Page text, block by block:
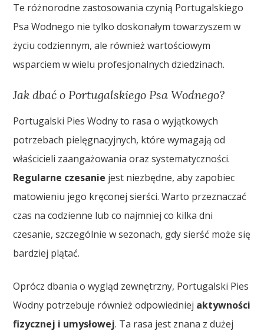
Te różnorodne zastosowania czynią Portugalskiego
Psa Wodnego nie tylko doskonałym towarzyszem w
życiu codziennym, ale również wartościowym
wsparciem w wielu profesjonalnych dziedzinach.
Jak dbać o Portugalskiego Psa Wodnego?
Portugalski Pies Wodny to rasa o wyjątkowych
potrzebach pielęgnacyjnych, które wymagają od
właścicieli zaangażowania oraz systematyczności.
Regularne czesanie jest niezbędne, aby zapobiec
matowieniu jego kręconej sierści. Warto przeznaczać
czas na codzienne lub co najmniej co kilka dni
czesanie, szczególnie w sezonach, gdy sierść może się
bardziej plątać.
Oprócz dbania o wygląd zewnętrzny, Portugalski Pies
Wodny potrzebuje również odpowiedniej aktywności
fizycznej i umysłowej. Ta rasa jest znana z dużej